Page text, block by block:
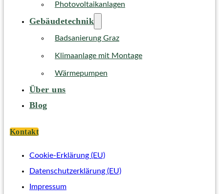
Photovoltaikanlagen
Gebäudetechnik
Badsanierung Graz
Klimaanlage mit Montage
Wärmepumpen
Über uns
Blog
Kontakt
Cookie-Erklärung (EU)
Datenschutzerklärung (EU)
Impressum